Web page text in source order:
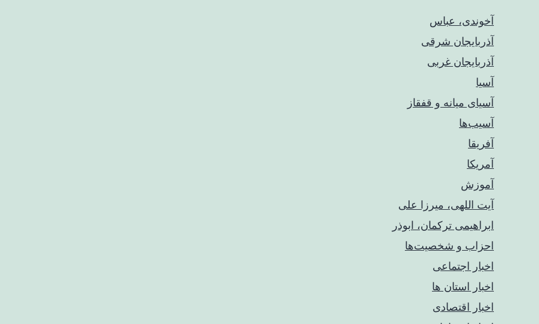
آخوندی، عباس
آذربایجان شرقی
آذربایجان غربی
آسیا
آسیای میانه و قفقاز
آسیب‌ها
آفریقا
آمریکا
آموزش
آیت اللهی، میرزا علی
ابراهیمی ترکمان، ابوذر
احزاب و شخصیت‌ها
اخبار اجتماعی
اخبار استان ها
اخبار اقتصادی